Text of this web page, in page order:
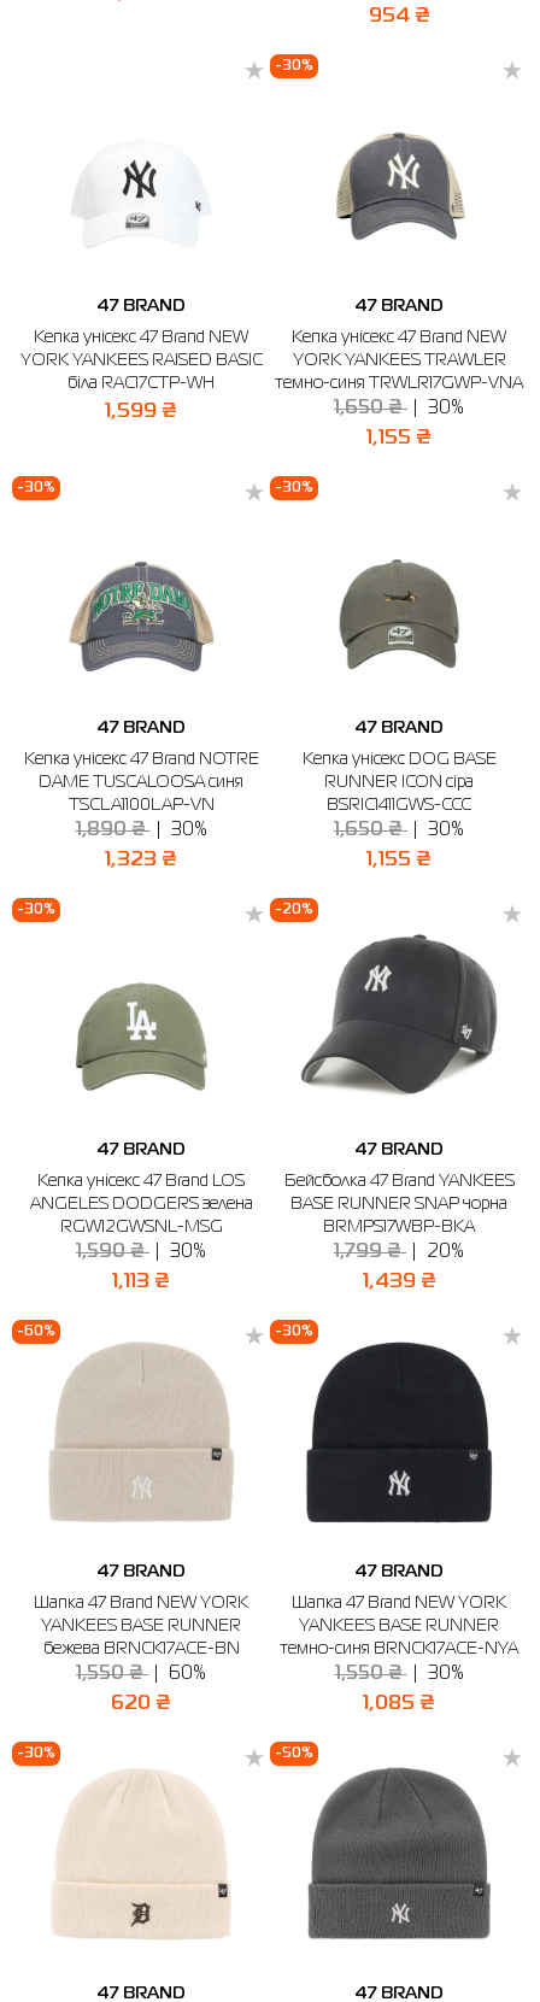
954 ₴
47 BRAND
Кепка унісекс 47 Brand NEW
YORK YANKEES RAISED BASIC
біла RAC17CTP-WH
1,599 ₴
-30%
47 BRAND
Кепка унісекс 47 Brand NEW
YORK YANKEES TRAWLER
темно-синя TRWLR17GWP-VNA
1,650 ₴ 30%
1,155 ₴
-30%
47 BRAND
Кепка унісекс 47 Brand NOTRE
DAME TUSCALOOSA синя
TSCLA1100LAP-VN
1,890 ₴ 30%
1,323 ₴
-30%
47 BRAND
Кепка унісекс DOG BASE
RUNNER ICON сіра
BSRIC1411GWS-CCC
1,650 ₴ 30%
1,155 ₴
-30%
47 BRAND
Кепка унісекс 47 Brand LOS
ANGELES DODGERS зелена
RGW12GWSNL-MSG
1,590 ₴ 30%
1,113 ₴
-20%
47 BRAND
Бейсболка 47 Brand YANKEES
BASE RUNNER SNAP чорна
BRMPS17WBP-BKA
1,799 ₴ 20%
1,439 ₴
-60%
47 BRAND
Шапка 47 Brand NEW YORK
YANKEES BASE RUNNER
бежева BRNCK17ACE-BN
1,550 ₴ 60%
620 ₴
-30%
47 BRAND
Шапка 47 Brand NEW YORK
YANKEES BASE RUNNER
темно-синя BRNCK17ACE-NYA
1,550 ₴ 30%
1,085 ₴
-30%
47 BRAND
-50%
47 BRAND